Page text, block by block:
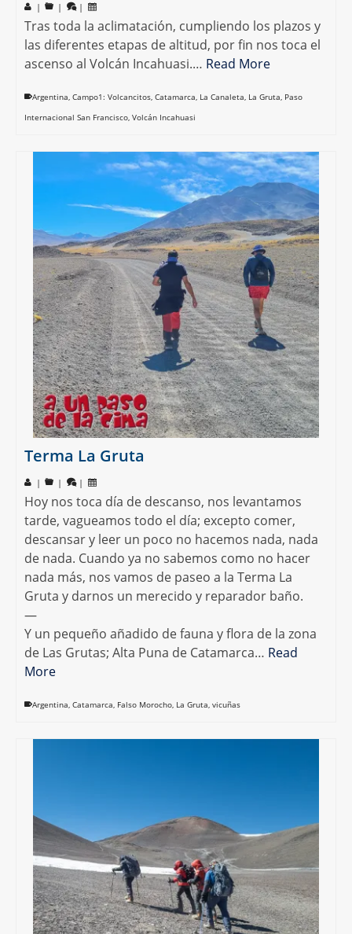
| | |
Tras toda la aclimatación, cumpliendo los plazos y
las diferentes etapas de altitud, por fin nos toca el
ascenso al Volcán Incahuasi.… Read More
Argentina, Campo1: Volcancitos, Catamarca, La Canaleta, La Gruta, Paso
Internacional San Francisco, Volcán Incahuasi
Terma La Gruta
| | |
Hoy nos toca día de descanso, nos levantamos
tarde, vagueamos todo el día; excepto comer,
descansar y leer un poco no hacemos nada, nada
de nada. Cuando ya no sabemos como no hacer
nada más, nos vamos de paseo a la Terma La
Gruta y darnos un merecido y reparador baño.
—
Y un pequeño añadido de fauna y flora de la zona
de Las Grutas; Alta Puna de Catamarca… Read
More
Argentina, Catamarca, Falso Morocho, La Gruta, vicuñas